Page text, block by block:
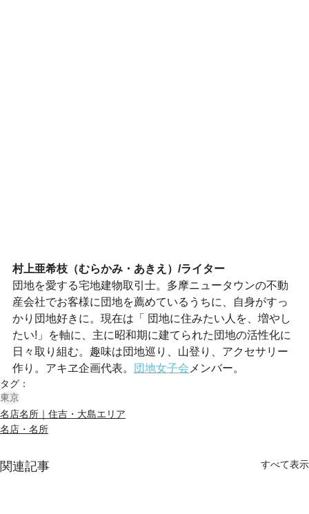
村上亜希枝（むらかみ・あきえ）/ライター
団地を愛する宅地建物取引士。多摩ニュータウンの不動
産会社でお客様に団地を薦めているうちに、自身がすっ
かり団地好きに。現在は「 団地に住みたい人を、増やし
たい!」を軸に、主に昭和期に建てられた団地の活性化に
日々取り組む。趣味は団地巡り、山登り、アクセサリー
作り。アキヱ企画代表。
団地女子会 メンバー。
タグ：
東京
名店名所｜住吉・大島エリア
名店・名所
関連記事 すべて表示